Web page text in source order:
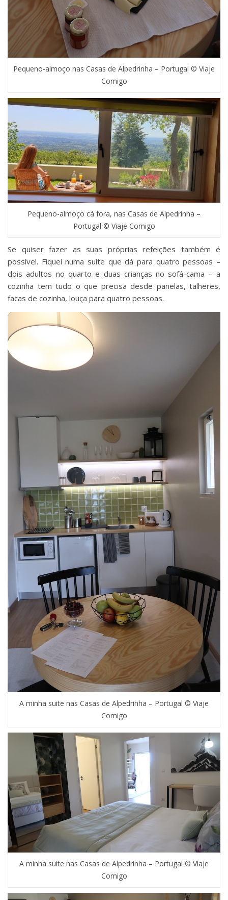
Pequeno-almoço nas Casas de Alpedrinha – Portugal © Viaje
Comigo
Pequeno-almoço cá fora, nas Casas de Alpedrinha –
Portugal © Viaje Comigo
Se quiser fazer as suas próprias refeições também é
possível. Fiquei numa suite que dá para quatro pessoas –
dois adultos no quarto e duas crianças no sofá-cama – a
cozinha tem tudo o que precisa desde panelas, talheres,
facas de cozinha, louça para quatro pessoas.
A minha suite nas Casas de Alpedrinha – Portugal © Viaje
Comigo
A minha suite nas Casas de Alpedrinha – Portugal © Viaje
Comigo